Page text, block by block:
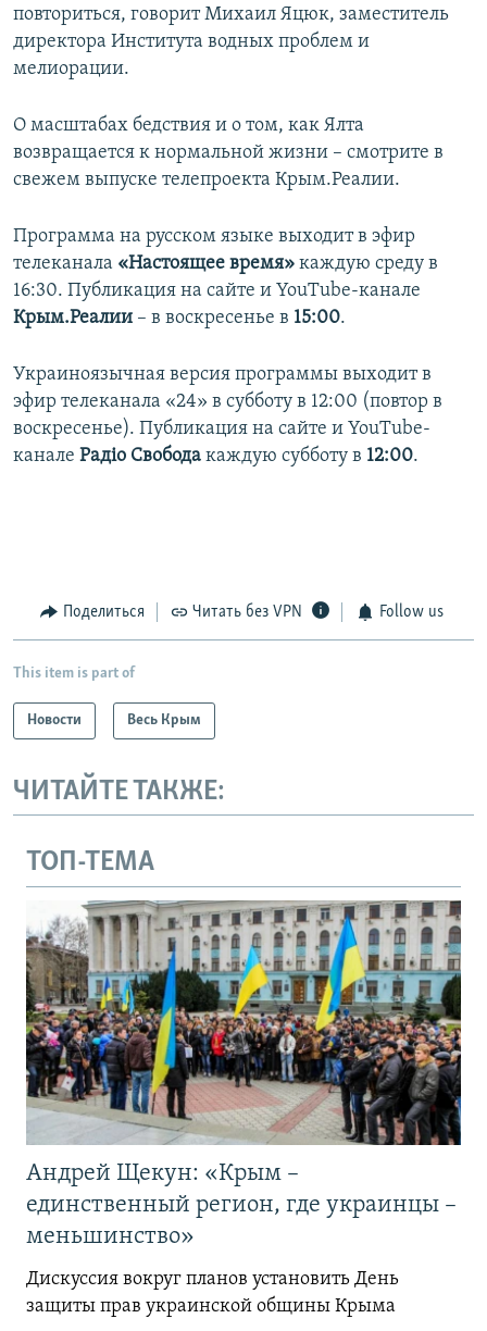
повториться, говорит Михаил Яцюк, заместитель
директора Института водных проблем и
мелиорации.
О масштабах бедствия и о том, как Ялта
возвращается к нормальной жизни – смотрите в
свежем выпуске телепроекта Крым.Реалии.
Программа на русском языке выходит в эфир
телеканала «Настоящее время» каждую среду в
16:30. Публикация на сайте и YouTube-канале
Крым.Реалии – в воскресенье в 15:00.
Украиноязычная версия программы выходит в
эфир телеканала «24» в субботу в 12:00 (повтор в
воскресенье). Публикация на сайте и YouTube-
канале Радіо Свобода каждую субботу в 12:00.
Поделиться Читать без VPN Follow us
This item is part of
Новости Весь Крым
ЧИТАЙТЕ ТАКЖЕ:
ТОП-ТЕМА
Андрей Щекун: «Крым –
единственный регион, где украинцы –
меньшинство»
Дискуссия вокруг планов установить День
защиты прав украинской общины Крыма